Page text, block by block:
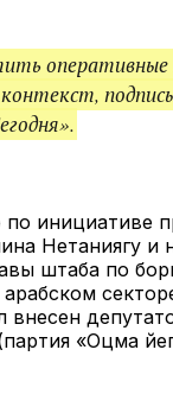
оперативные
инициативе
Нетаниягу и
штаба по
внесен
«Оцма